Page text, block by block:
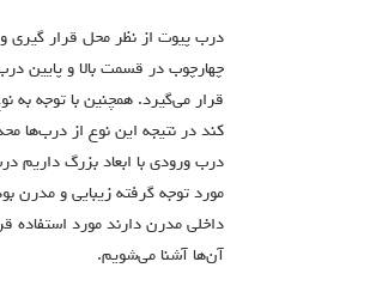
درب پیوت از نظر محل قرار گیری و
چهارچوب در قسمت بالا و پایین
قرار می‌گیرد. همچنین با توجه به
کند در نتیجه این نوع از درب‌ها
درب ورودی با ابعاد بزرگ داریم
مورد توجه گرفته زیبایی و مدرن
داخلی مدرن دارند مورد استفاده
آن‌ها آشنا می‌شویم.